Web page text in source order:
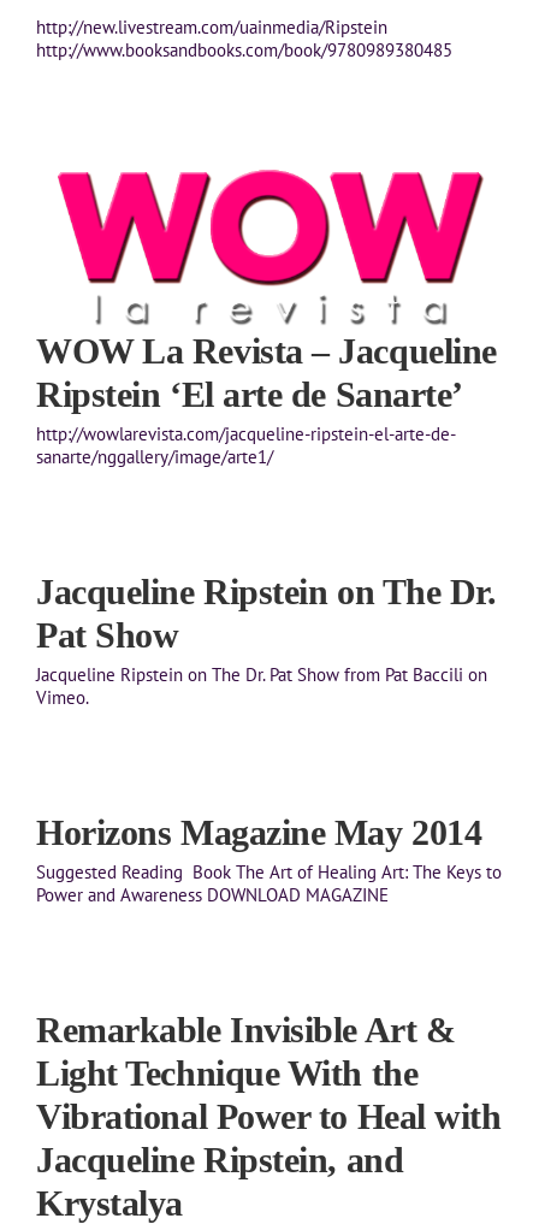
http://new.livestream.com/uainmedia/Ripstein
http://www.booksandbooks.com/book/9780989380485
WOW La Revista – Jacqueline
Ripstein ‘El arte de Sanarte’
http://wowlarevista.com/jacqueline-ripstein-el-arte-de-
sanarte/nggallery/image/arte1/
Jacqueline Ripstein on The Dr.
Pat Show
Jacqueline Ripstein on The Dr. Pat Show from Pat Baccili on
Vimeo.
Horizons Magazine May 2014
Suggested Reading Book The Art of Healing Art: The Keys to
Power and Awareness DOWNLOAD MAGAZINE
Remarkable Invisible Art &
Light Technique With the
Vibrational Power to Heal with
Jacqueline Ripstein, and
Krystalya